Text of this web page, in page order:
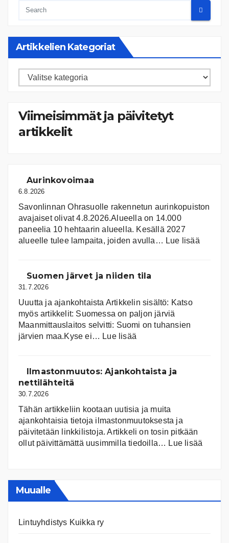
Artikkelien Kategoriat
Artikkelien
Viimeisimmät ja päivitetyt
artikkelit
Aurinkovoimaa
6.8.2026
Savonlinnan Ohrasuolle rakennetun aurinkopuiston
avajaiset olivat 4.8.2026.Alueella on 14.000
paneelia 10 hehtaarin alueella. Kesällä 2027
alueelle tulee lampaita, joiden avulla… Lue lisää:
Suomen järvet ja niiden tila
31.7.2026
Uuutta ja ajankohtaista Artikkelin sisältö: Katso
myös artikkelit: Suomessa on pal­jon jär­viä
Maanmittauslaitos selvitti: Suomi on tuhansien
järvien maa.Kyse ei… Lue lisää
ja
Ilmastonmuutos: Ajankohtaista ja
nettilähteitä
30.7.2026
Tähän artikkeliin kootaan uutisia ja muita
ajankohtaisia tietoja ilmastonmuutoksesta ja
päivitetään linkkilistoja. Artikkeli on tosin pitkään
ollut päivittämättä uusimmilla tiedoilla… Lue lisää
Muualle
Lintuyhdistys Kuikka ry